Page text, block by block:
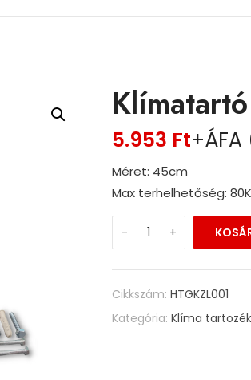
5.953 Ft
Méret: 45cm
Max terhelhetőség:
- +
Cikkszám:HTGKZL001
Kategória:Klíma